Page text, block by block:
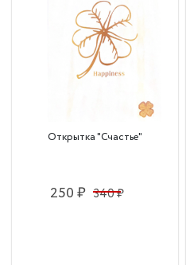
Открытка "Счастье"
250 ₽ 340 ₽